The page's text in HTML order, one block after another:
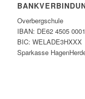
Overbergschule
IBAN: DE62 4505
BIC: WELADE3HXXX
Sparkasse